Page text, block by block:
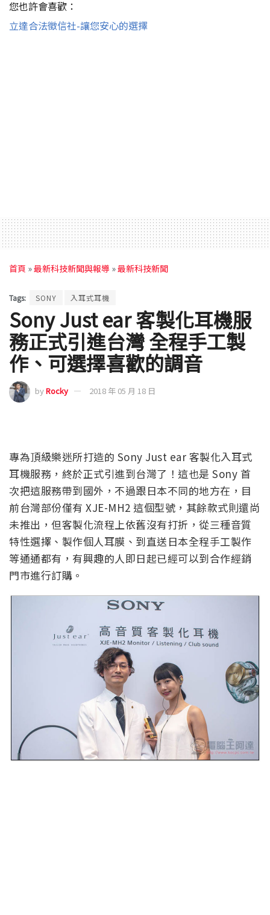
您也許會喜歡：
立達合法徵信社-讓您安心的選擇
首頁 »最新科技新聞與報導 »最新科技新聞
Tags: SONY 入耳式耳機
Sony Just ear 客製化耳機服
務正式引進台灣 全程手工製
作、可選擇喜歡的調音
byRocky 2018 年 05 月 18 日
專為頂級樂迷所打造的 Sony Just ear 客製化入耳式
耳機服務，終於正式引進到台灣了！這也是 Sony 首
次把這服務帶到國外，不過跟日本不同的地方在，目
前台灣部份僅有 XJE-MH2 這個型號，其餘款式則還尚
未推出，但客製化流程上依舊沒有打折，從三種音質
特性選擇、製作個人耳膜、到直送日本全程手工製作
等通通都有，有興趣的人即日起已經可以到合作經銷
門市進行訂購。